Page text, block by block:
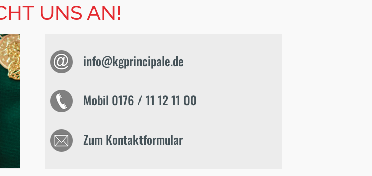
UNS AN!
info@kgprincipale.de
Mobil 0176 / 11 12 11 00
Zum Kontaktformular